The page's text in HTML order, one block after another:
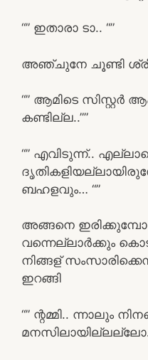
“” ഇതാരാ ടാ.. “”
അഞ്ചുനേ ചൂണ്ടി ശ്രീ
“” ആമിടെ സിസ്റ്റർ
കണ്ടില്ല..””
“” എവിടുന്ന്..
ബഹളവും… “”
അങ്ങനെ
വന്നെല്ലാർക്കും
നിങ്ങള്
ഇറങ്ങി
“” ന്റമ്മി.. ന്നാലും
മനസിലായില്ലല്ലോ..